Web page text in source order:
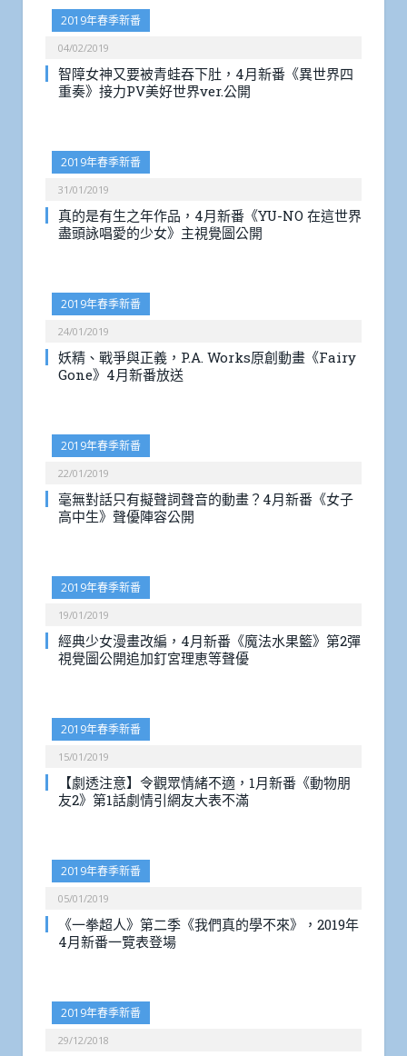
2019年春季新番
04/02/2019
智障女神又要被青蛙吞下肚，4月新番《異世界四
重奏》接力PV美好世界ver.公開
2019年春季新番
31/01/2019
真的是有生之年作品，4月新番《YU-NO 在這世界
盡頭詠唱愛的少女》主視覺圖公開
2019年春季新番
24/01/2019
妖精、戰爭與正義，P.A. Works原創動畫《Fairy
Gone》4月新番放送
2019年春季新番
22/01/2019
毫無對話只有擬聲詞聲音的動畫？4月新番《女子
高中生》聲優陣容公開
2019年春季新番
19/01/2019
經典少女漫畫改編，4月新番《魔法水果籃》第2彈
視覺圖公開追加釘宮理恵等聲優
2019年春季新番
15/01/2019
【劇透注意】令觀眾情緒不適，1月新番《動物朋
友2》第1話劇情引網友大表不滿
2019年春季新番
05/01/2019
《一拳超人》第二季《我們真的學不來》，2019年
4月新番一覽表登場
2019年春季新番
29/12/2018